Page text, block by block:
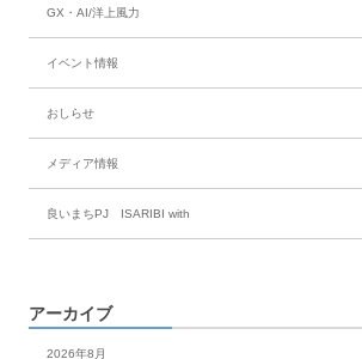
GX・AI/洋上風力
イベント情報
おしらせ
メディア情報
良いまちPJ ISARIBI with
アーカイブ
2026年8月